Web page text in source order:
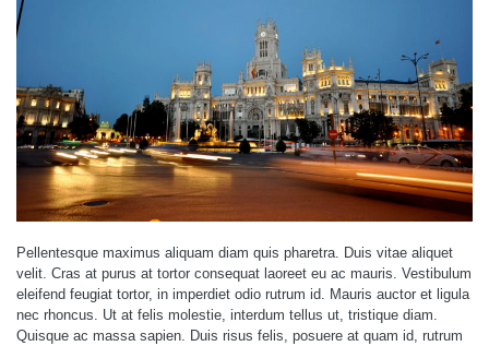
Pellentesque maximus aliquam diam quis pharetra. Duis vitae aliquet
velit. Cras at purus at tortor consequat laoreet eu ac mauris. Vestibulum
eleifend feugiat tortor, in imperdiet odio rutrum id. Mauris auctor et ligula
nec rhoncus. Ut at felis molestie, interdum tellus ut, tristique diam.
Quisque ac massa sapien. Duis risus felis, posuere at quam id, rutrum